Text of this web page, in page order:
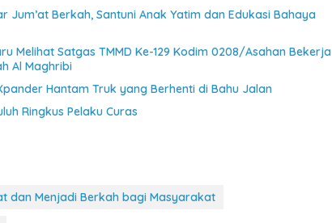
Jum’at Berkah, Santuni Anak Yatim dan Edukasi Bahaya
Melihat Satgas TMMD Ke-129 Kodim 0208/Asahan Bekerja
Al Maghribi
Hantam Truk yang Berhenti di Bahu Jalan
Ringkus Pelaku Curas
dan Menjadi Berkah bagi Masyarakat